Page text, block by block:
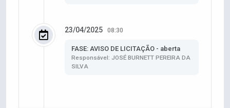
23/04/2025 08:30
FASE: AVISO DE LICITAÇÃO - aberta
Responsável: JOSÉ BURNETT PEREIRA DA
SILVA